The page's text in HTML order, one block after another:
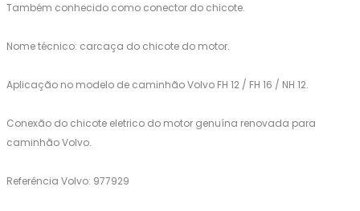
Também conhecido como conector do chicote.
Nome técnico: carcaça do chicote do motor.
Aplicação no modelo de caminhão Volvo FH 12 / FH 16 / NH 12.
Conexão do chicote eletrico do motor genuína renovada para
caminhão Volvo.
Referência Volvo: 977929